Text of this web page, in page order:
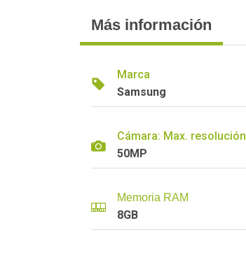
Más información
Marca
Samsung
Cámara: Max. resolución
50MP
Memoria RAM
8GB